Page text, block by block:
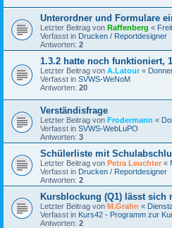
Unterordner und Formulare
Letzter Beitrag von Raffenberg «
Verfasst in Drucken / Reportdesigner
Antworten: 2
1.3.2 hatte noch funktioniert,
Letzter Beitrag von A.Latour«
Verfasst in SVWS-WeNoM
Antworten: 20
Verständisfrage
Letzter Beitrag von Frodermann «
Verfasst in SVWS-WebLuPO
Antworten: 3
Schülerliste mit
Letzter Beitrag von Petra Leuchter «
Verfasst in Drucken / Reportdesigner
Antworten: 2
Kursblockung (Q1) lässt sich
Letzter Beitrag von M.Grahn «
Verfasst in Kurs42 - Programm zur
Antworten: 2